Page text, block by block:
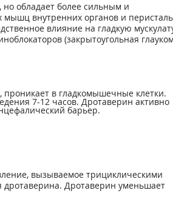
обладает более сильным и
внутренних органов и
влияние на гладкую
(закрытоугольная
проникает в гладкомышечные клетки.
7-12 часов. Дротаверин активно
барьер.
вызываемое трициклическими
Дротаверин уменьшает